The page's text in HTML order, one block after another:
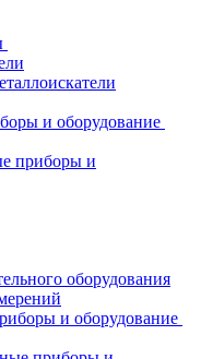
и оборудование
приборы и
оборудования
и оборудование